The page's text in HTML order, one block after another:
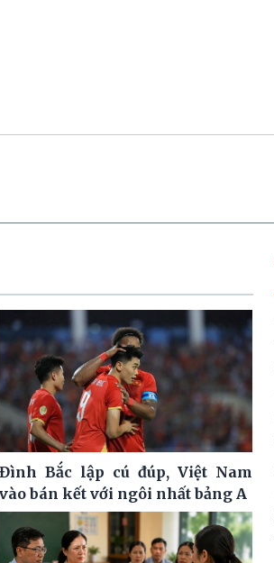
Đình Bắc lập cú đúp, Việt Nam
vào bán kết với ngôi nhất bảng A